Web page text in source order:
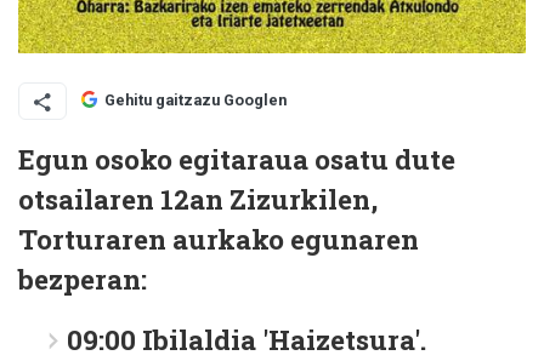
Gehitu gaitzazu Googlen
Egun osoko egitaraua osatu dute
otsailaren 12an Zizurkilen,
Torturaren aurkako egunaren
bezperan:
09:00 Ibilaldia 'Haizetsura'.